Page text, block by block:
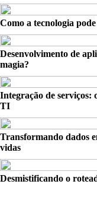
Como a tecnologia
Desenvolvimento de
magia?
Integração de serviços:
TI
Transformando dados
vidas
Desmistificando o